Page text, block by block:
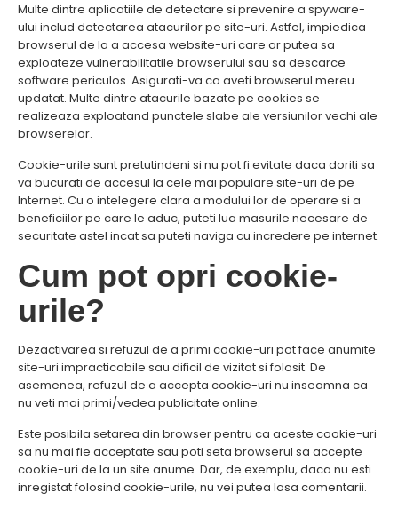
Multe dintre aplicatiile de detectare si prevenire a spyware-
ului includ detectarea atacurilor pe site-uri. Astfel, impiedica
browserul de la a accesa website-uri care ar putea sa
exploateze vulnerabilitatile browserului sau sa descarce
software periculos. Asigurati-va ca aveti browserul mereu
updatat. Multe dintre atacurile bazate pe cookies se
realizeaza exploatand punctele slabe ale versiunilor vechi ale
browserelor.
Cookie-urile sunt pretutindeni si nu pot fi evitate daca doriti sa
va bucurati de accesul la cele mai populare site-uri de pe
Internet. Cu o intelegere clara a modului lor de operare si a
beneficiilor pe care le aduc, puteti lua masurile necesare de
securitate astel incat sa puteti naviga cu incredere pe internet.
Cum pot opri cookie-
urile?
Dezactivarea si refuzul de a primi cookie-uri pot face anumite
site-uri impracticabile sau dificil de vizitat si folosit. De
asemenea, refuzul de a accepta cookie-uri nu inseamna ca
nu veti mai primi/vedea publicitate online.
Este posibila setarea din browser pentru ca aceste cookie-uri
sa nu mai fie acceptate sau poti seta browserul sa accepte
cookie-uri de la un site anume. Dar, de exemplu, daca nu esti
inregistat folosind cookie-urile, nu vei putea lasa comentarii.